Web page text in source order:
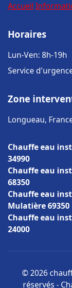
Accueil
Horaires
Lun-Ven: 8h-19h
Service
Zone
Longueau,
Chauffe eau
34990
Chauffe eau
68350
Chauffe eau
Mulatière 69350
Chauffe eau
24000
© 2026
réservés -